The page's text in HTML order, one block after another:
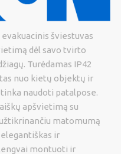
evakuacinis šviestuvas
dėl savo tvirto
Turėdamas IP42
nuo kietų objektų ir
naudoti patalpose.
apšvietimą su
matomumą
ir
montuoti ir